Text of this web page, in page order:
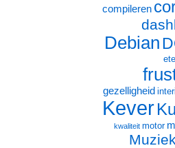
compileren
Debian
gezelligheid
Kever
kwaliteit motor
Muziek